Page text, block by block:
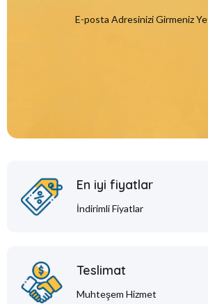
E-posta Adresinizi Girmeniz
En iyi fiyatlar
İndirimli Fiyatlar
Teslimat
Muhteşem Hizmet